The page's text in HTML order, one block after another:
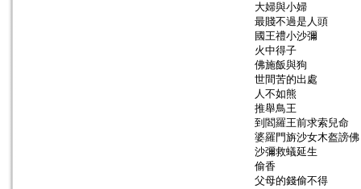
大婦與小婦
最賤不過是人頭
國王禮小沙彌
火中得子
佛施飯與狗
世間苦的出處
人不如熊
推舉鳥王
到閻羅王前求索兒命
婆羅門旃沙女木盔謗佛
沙彌救蟻延生
偷香
父母的錢偷不得